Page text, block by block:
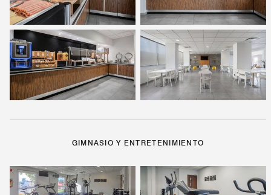
GIMNASIO Y ENTRETENIMIENTO